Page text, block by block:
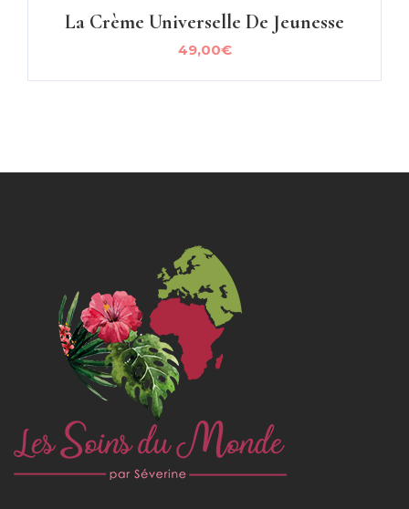
La Crème Universelle De Jeunesse
49,00€